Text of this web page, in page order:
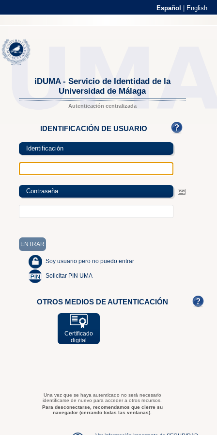
Español English
iDUMA - Servicio de Identidad de la
Universidad de Málaga
Autenticación centralizada
IDENTIFICACIÓN DE USUARIO
Identificación
Contraseña
Soy usuario pero no puedo entrar
Solicitar PIN UMA
OTROS MEDIOS DE AUTENTICACIÓN
Certificado
digital
Una vez que se haya autenticado no será necesario
identificarse de nuevo para acceder a otros recursos.
Para desconectarse, recomendamos que cierre su
navegador (cerrando todas las ventanas).